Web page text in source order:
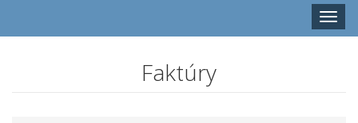
Toggle
Faktúry